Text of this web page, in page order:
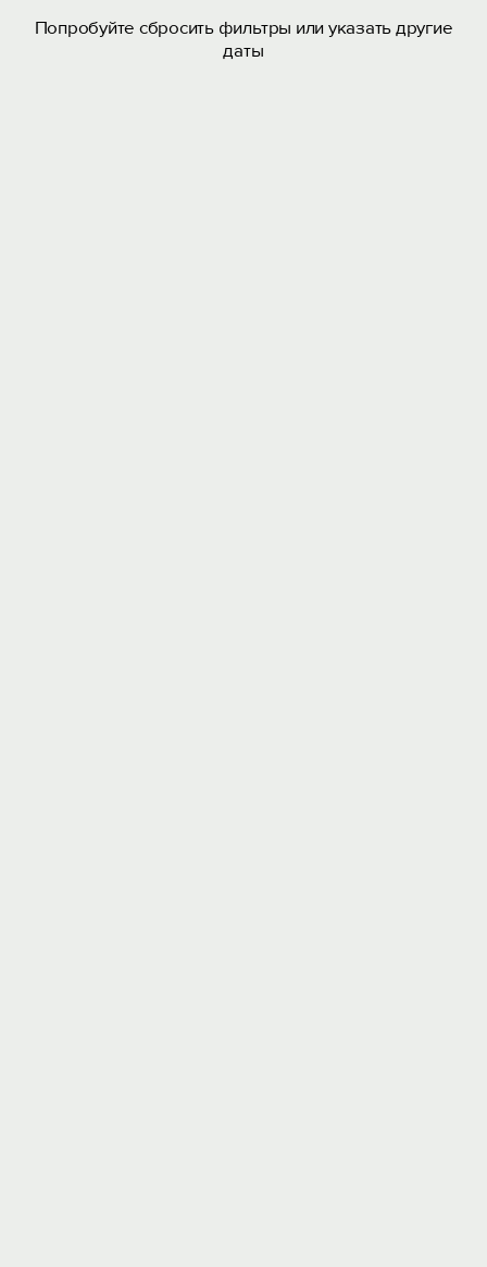
Попробуйте сбросить фильтры или указать другие
даты